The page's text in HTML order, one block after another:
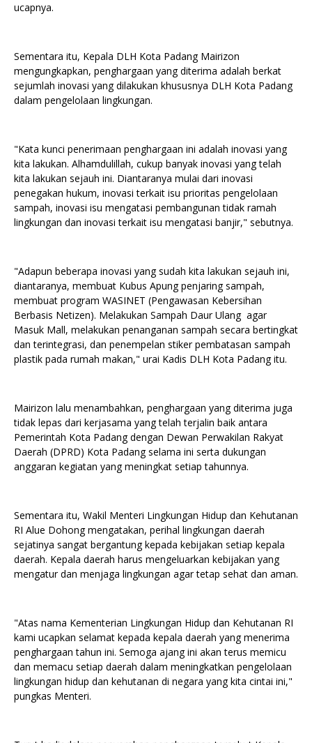
ucapnya.
Sementara itu, Kepala DLH Kota Padang Mairizon
mengungkapkan, penghargaan yang diterima adalah berkat
sejumlah inovasi yang dilakukan khususnya DLH Kota Padang
dalam pengelolaan lingkungan.
"Kata kunci penerimaan penghargaan ini adalah inovasi yang
kita lakukan. Alhamdulillah, cukup banyak inovasi yang telah
kita lakukan sejauh ini. Diantaranya mulai dari inovasi
penegakan hukum, inovasi terkait isu prioritas pengelolaan
sampah, inovasi isu mengatasi pembangunan tidak ramah
lingkungan dan inovasi terkait isu mengatasi banjir," sebutnya.
"Adapun beberapa inovasi yang sudah kita lakukan sejauh ini,
diantaranya, membuat Kubus Apung penjaring sampah,
membuat program WASINET (Pengawasan Kebersihan
Berbasis Netizen). Melakukan Sampah Daur Ulang agar
Masuk Mall, melakukan penanganan sampah secara bertingkat
dan terintegrasi, dan penempelan stiker pembatasan sampah
plastik pada rumah makan," urai Kadis DLH Kota Padang itu.
Mairizon lalu menambahkan, penghargaan yang diterima juga
tidak lepas dari kerjasama yang telah terjalin baik antara
Pemerintah Kota Padang dengan Dewan Perwakilan Rakyat
Daerah (DPRD) Kota Padang selama ini serta dukungan
anggaran kegiatan yang meningkat setiap tahunnya.
Sementara itu, Wakil Menteri Lingkungan Hidup dan Kehutanan
RI Alue Dohong mengatakan, perihal lingkungan daerah
sejatinya sangat bergantung kepada kebijakan setiap kepala
daerah. Kepala daerah harus mengeluarkan kebijakan yang
mengatur dan menjaga lingkungan agar tetap sehat dan aman.
"Atas nama Kementerian Lingkungan Hidup dan Kehutanan RI
kami ucapkan selamat kepada kepala daerah yang menerima
penghargaan tahun ini. Semoga ajang ini akan terus memicu
dan memacu setiap daerah dalam meningkatkan pengelolaan
lingkungan hidup dan kehutanan di negara yang kita cintai ini,"
pungkas Menteri.